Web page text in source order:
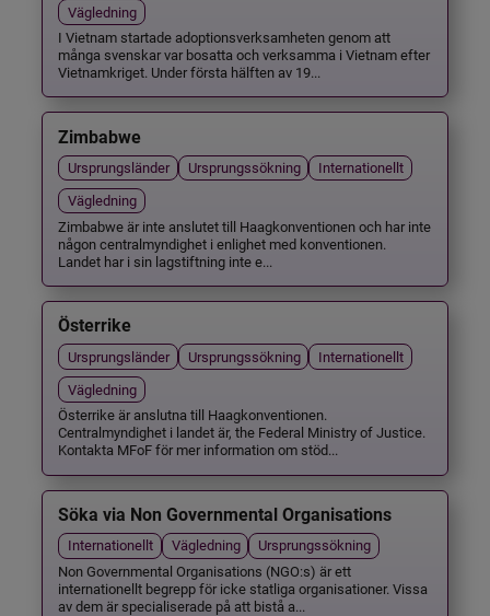
Vägledning
I Vietnam startade adoptionsverksamheten genom att
många svenskar var bosatta och verksamma i Vietnam efter
Vietnamkriget. Under första hälften av 19...
Zimbabwe
Ursprungsländer Ursprungssökning
Internationellt
Vägledning
Zimbabwe är inte anslutet till Haagkonventionen och har inte
någon centralmyndighet i enlighet med konventionen.
Landet har i sin lagstiftning inte e...
Österrike
Ursprungsländer Ursprungssökning
Internationellt
Vägledning
Österrike är anslutna till Haagkonventionen.
Centralmyndighet i landet är, the Federal Ministry of Justice.
Kontakta MFoF för mer information om stöd...
Söka via Non Governmental Organisations
Internationellt Vägledning
Ursprungssökning
Non Governmental Organisations (NGO:s) är ett
internationellt begrepp för icke statliga organisationer. Vissa
av dem är specialiserade på att bistå a...